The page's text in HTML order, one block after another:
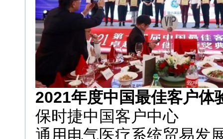
2021年度中国最佳客户体
保时捷中国客户中心
通用电气医疗系统贸易发